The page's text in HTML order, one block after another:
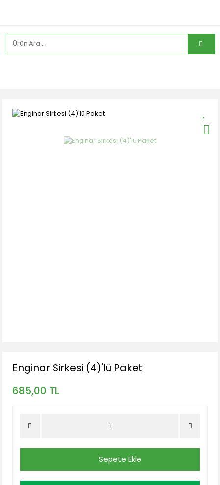
Enginar Sirkesi (4)'lü Paket
685,00 TL
Sepete Ekle